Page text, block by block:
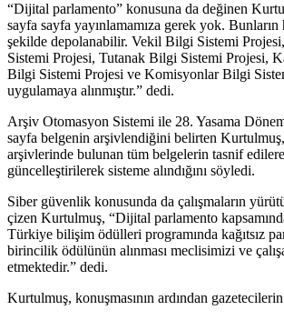
“Dijital parlamento” konusuna da değinen
sayfa sayfa yayınlamamıza gerek yok.
şekilde depolanabilir. Vekil Bilgi Sistemi
Sistemi Projesi, Tutanak Bilgi Sistemi Projesi,
Bilgi Sistemi Projesi ve Komisyonlar Bilgi
uygulamaya alınmıştır.” dedi.
Arşiv Otomasyon Sistemi ile 28. Yasama
sayfa belgenin arşivlendiğini belirten
arşivlerinde bulunan tüm belgelerin tasnif
güncelleştirilerek sisteme alındığını söyledi.
Siber güvenlik konusunda da çalışmaların
çizen Kurtulmuş, “Dijital parlamento
Türkiye bilişim ödülleri programında kağıtsız
birincilik ödülünün alınması meclisimizi ve
etmektedir.” dedi.
Kurtulmuş, konuşmasının ardından gazetecilerin